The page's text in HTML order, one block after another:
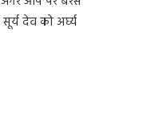
देव को अर्घ्य